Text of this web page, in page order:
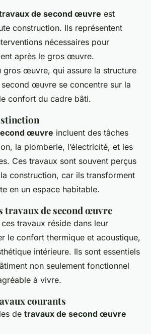
de second œuvre est
construction. Ils représentent
nécessaires pour
après le gros œuvre.
gros œuvre, qui assure la structure
second œuvre se concentre sur la
confort du cadre bâti.
œuvre incluent des tâches
la plomberie, l’électricité, et les
Ces travaux sont souvent perçus
construction, car ils transforment
en un espace habitable.
travaux de second œuvre
travaux réside dans leur
le confort thermique et acoustique,
intérieure. Ils sont essentiels
non seulement fonctionnel
à vivre.
courants
de travaux de second œuvre